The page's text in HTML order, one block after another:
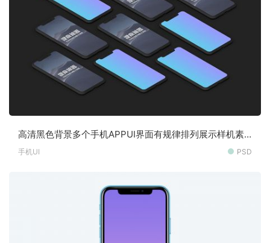
高清黑色背景多个手机APPUI界面有规律排列展示样机素
材
手机UI PSD